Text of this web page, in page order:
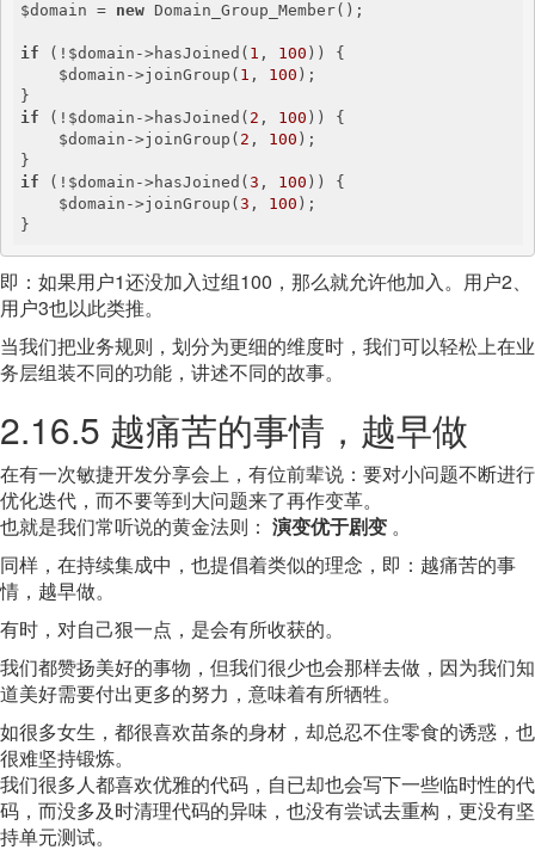
$domain = new Domain_Group_Member();
if (!$domain->hasJoined( 1 , 100 )) {
    $domain->joinGroup(
1 , 100 );
if (!$domain->hasJoined( 2 , 100 )) {
    $domain->joinGroup(
2 , 100 );
if (!$domain->hasJoined( 3 , 100 )) {
    $domain->joinGroup(
3 , 100 );
}
即：如果用户1还没加入过组100，那么就允许他加入。用户2、
用户3也以此类推。
当我们把业务规则，划分为更细的维度时，我们可以轻松上在业
务层组装不同的功能，讲述不同的故事。
2.16.5 越痛苦的事情，越早做
在有一次敏捷开发分享会上，有位前辈说：要对小问题不断进行
优化迭代，而不要等到大问题来了再作变革。
也就是我们常听说的黄金法则： 演变优于剧变 。
同样，在持续集成中，也提倡着类似的理念，即：越痛苦的事
情，越早做。
有时，对自己狠一点，是会有所收获的。
我们都赞扬美好的事物，但我们很少也会那样去做，因为我们知
道美好需要付出更多的努力，意味着有所牺牲。
如很多女生，都很喜欢苗条的身材，却总忍不住零食的诱惑，也
很难坚持锻炼。
我们很多人都喜欢优雅的代码，自已却也会写下一些临时性的代
码，而没多及时清理代码的异味，也没有尝试去重构，更没有坚
持单元测试。